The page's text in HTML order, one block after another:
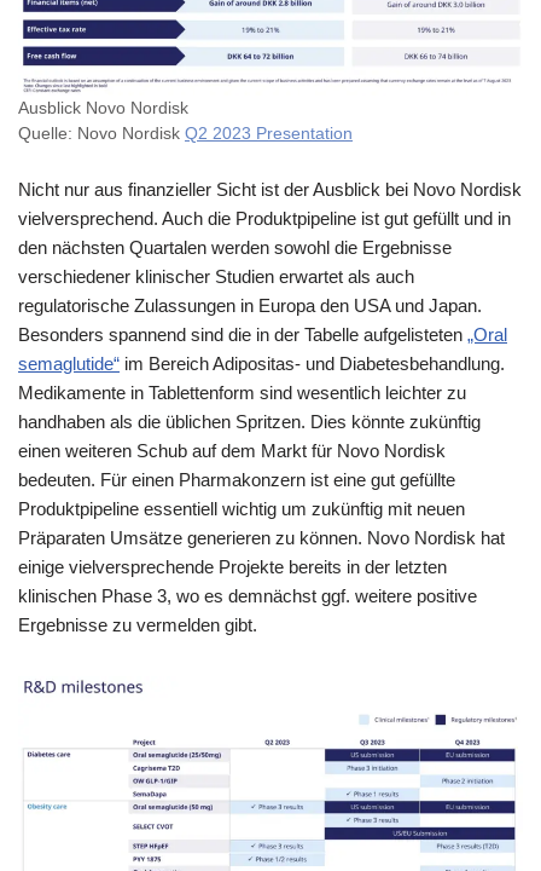
Ausblick Novo Nordisk
Quelle: Novo Nordisk Q2 2023 Presentation
Nicht nur aus finanzieller Sicht ist der Ausblick bei Novo Nordisk
vielversprechend. Auch die Produktpipeline ist gut gefüllt und in
den nächsten Quartalen werden sowohl die Ergebnisse
verschiedener klinischer Studien erwartet als auch
regulatorische Zulassungen in Europa den USA und Japan.
Besonders spannend sind die in der Tabelle aufgelisteten „Oral
semaglutide“ im Bereich Adipositas- und Diabetesbehandlung.
Medikamente in Tablettenform sind wesentlich leichter zu
handhaben als die üblichen Spritzen. Dies könnte zukünftig
einen weiteren Schub auf dem Markt für Novo Nordisk
bedeuten. Für einen Pharmakonzern ist eine gut gefüllte
Produktpipeline essentiell wichtig um zukünftig mit neuen
Präparaten Umsätze generieren zu können. Novo Nordisk hat
einige vielversprechende Projekte bereits in der letzten
klinischen Phase 3, wo es demnächst ggf. weitere positive
Ergebnisse zu vermelden gibt.